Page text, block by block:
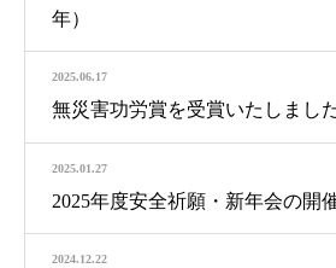
年）
2025.06.17
無災害功労賞を受賞いたしました
2025.01.27
2025年度安全祈願・新年会の開
2024.12.22